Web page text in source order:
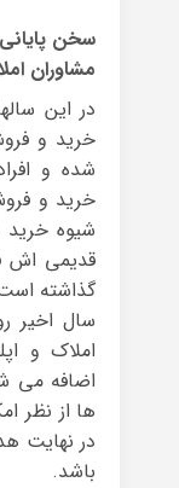
سخن
مشاوران
در این
خرید و
شده و
خرید و
شیوه
قدیمی اش
گذاشته
سال اخیر
املاک و
اضافه می
ها از نظر
در نهایت
باشد.